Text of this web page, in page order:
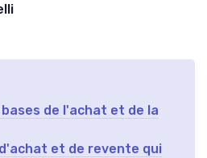
de l'achat et de la
et de revente qui